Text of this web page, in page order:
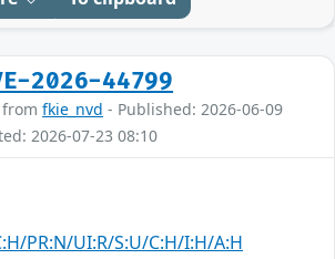
2026-44799
fkie_nvd - Published: 2026-06-09
2026-07-23 08:10
PR:N/UI:R/S:U/C:H/I:H/A:H